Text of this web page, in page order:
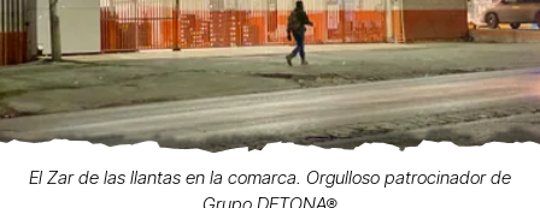
El Zar de las llantas en la comarca. Orgulloso patrocinador de